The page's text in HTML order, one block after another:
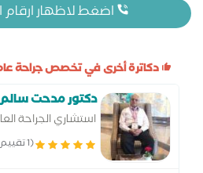
اضغط لاظهار ارقام
دكاترة أخرى في تخصص جراحة
دكتور مدحت سالم
استشاري الجراحة
(1 تقييم)